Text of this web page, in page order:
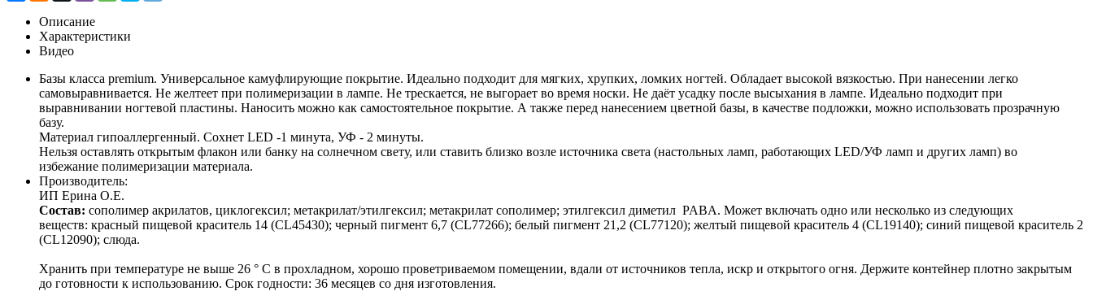
Описание
Характеристики
Видео
Базы класса premium. Универсальное камуфлирующие покрытие. Идеально подходит для мягких, хрупких, ломких ногтей. Обладает высокой вязкостью. При нанесении легко
самовыравнивается. Не желтеет при полимеризации в лампе. Не трескается, не выгорает во время носки. Не даёт усадку после высыхания в лампе. Идеально подходит при
выравнивании ногтевой пластины. Наносить можно как самостоятельное покрытие. А также перед нанесением цветной базы, в качестве подложки, можно использовать прозрачную
базу.
Материал гипоаллергенный. Сохнет LED -1 минута, УФ - 2 минуты.
Нельзя оставлять открытым флакон или банку на солнечном свету, или ставить близко возле источника света (настольных ламп, работающих LED/УФ ламп и других ламп) во
избежание полимеризации материала.
Производитель:
ИП Ерина О.Е.
Состав: сополимер акрилатов, циклогексил; метакрилат/этилгексил; метакрилат сополимер; этилгексил диметил PABA. Может включать одно или несколько из следующих
веществ: красный пищевой краситель 14 (CL45430); черный пигмент 6,7 (CL77266); белый пигмент 21,2 (CL77120); желтый пищевой краситель 4 (CL19140); синий пищевой краситель 2
(CL12090); слюда.
Хранить при температуре не выше 26 ° C в прохладном, хорошо проветриваемом помещении, вдали от источников тепла, искр и открытого огня. Держите контейнер плотно закрытым
до готовности к использованию. Срок годности: 36 месяцев со дня изготовления.